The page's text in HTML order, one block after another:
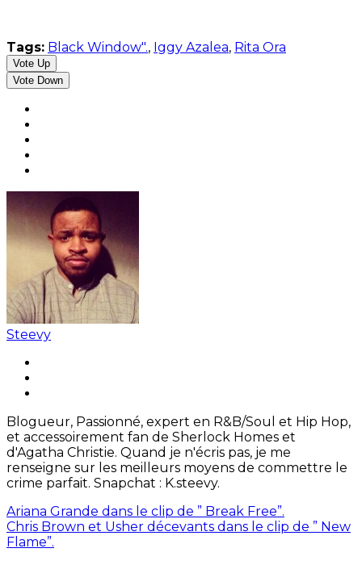
Tags: Black Window"., Iggy Azalea, Rita Ora
Vote Up
Vote Down
Steevy
Blogueur, Passionné, expert en R&B/Soul et Hip Hop,
et accessoirement fan de Sherlock Homes et
d'Agatha Christie. Quand je n'écris pas, je me
renseigne sur les meilleurs moyens de commettre le
crime parfait. Snapchat : K.steevy.
Ariana Grande dans le clip de ” Break Free”.
Chris Brown et Usher décevants dans le clip de ” New
Flame”.